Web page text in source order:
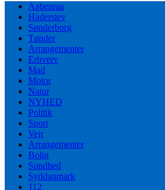
Aabenraa
Haderslev
Sønderborg
Tønder
Arrangementer
Erhverv
Mad
Motor
Natur
NYHED
Politik
Sport
Vejr
Arrangementer
Bolig
Sundhed
Syddanmark
112